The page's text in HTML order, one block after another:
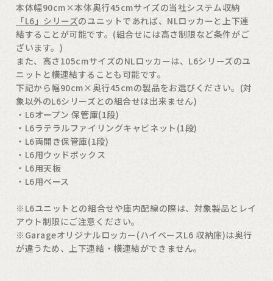
本体幅90cm×本体奥行45cmサイズの当社システム収納
「L6」シリーズのユニットであれば、NLロッカーと上下連
結することが可能です。(組合せには高さ制限など条件がご
ざいます。)
また、高さ105cmサイズのNLロッカーは、L6シリーズのユ
ニットと横連結することも可能です。
下記から幅90cm×奥行45cmの製品をお選びください。(対
象以外のL6シリーズとの組合せは出来ません)
・L6オープン 保管庫(1段)
・L6ラテラルファイリングキャビネット(1段)
・L6両開き保管庫(1段)
・L6用ウッドボックス
・L6用天板
・L6用ベース
※L6ユニットとの組合せや庫内配線の際は、対象製品とレイ
アウト制限にご注意ください。
※Garageオリジナルロッカー(ハイベースL6 収納庫)は奥行
が違うため、上下連結・横連結ができません。